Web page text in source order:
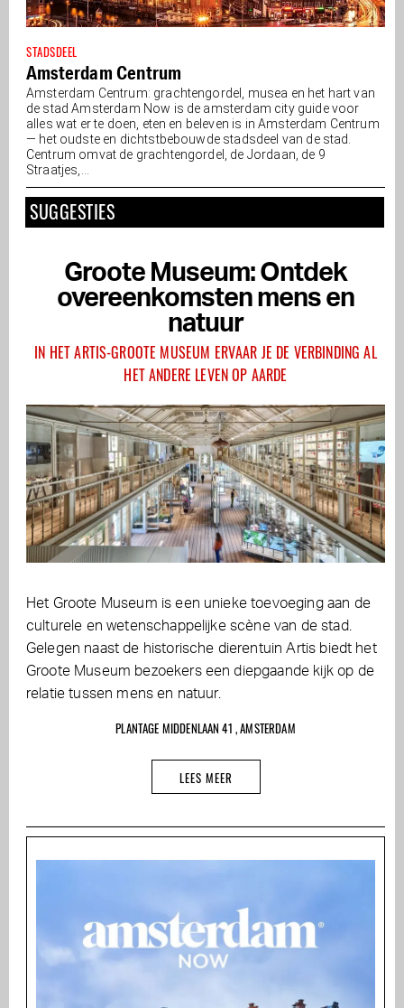
STADSDEEL
Amsterdam Centrum
Amsterdam Centrum: grachtengordel, musea en het hart van
de stad Amsterdam Now is de amsterdam city guide voor
alles wat er te doen, eten en beleven is in Amsterdam Centrum
— het oudste en dichtstbebouwde stadsdeel van de stad.
Centrum omvat de grachtengordel, de Jordaan, de 9
Straatjes,...
SUGGESTIES
Groote Museum: Ontdek
overeenkomsten mens en
natuur
IN HET ARTIS-GROOTE MUSEUM ERVAAR JE DE VERBINDING AL
HET ANDERE LEVEN OP AARDE
Het Groote Museum is een unieke toevoeging aan de
culturele en wetenschappelijke scène van de stad.
Gelegen naast de historische dierentuin Artis biedt het
Groote Museum bezoekers een diepgaande kijk op de
relatie tussen mens en natuur.
PLANTAGE MIDDENLAAN 41 , AMSTERDAM
LEES MEER